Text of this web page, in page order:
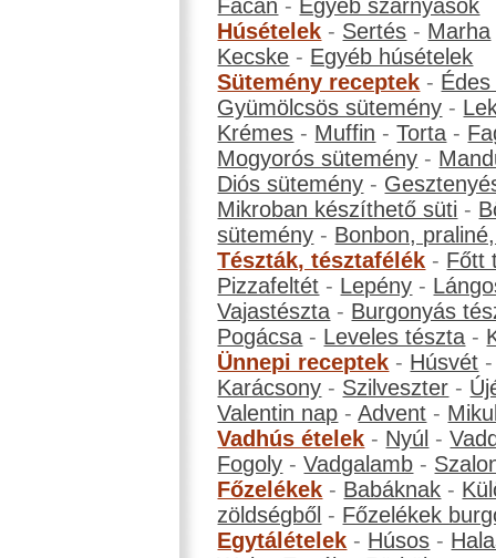
Fácán - Egyéb szárnyasok
Húsételek - Sertés - Marha
Kecske - Egyéb húsételek
Sütemény receptek -
Gyümölcsös sütemény -
Krémes - Muffin -Torta -
Mogyorós sütemény -
Diós sütemény -
Mikroban készíthető süti -
sütemény - Bonbon,
Tészták, tésztafélék - Főtt
Pizzafeltét - Lepény -
Vajastészta - Burgonyás
Pogácsa - Leveles tészta -
Ünnepi receptek - Húsvét
Karácsony - Szilveszter -
Valentin nap -Advent -
Vadhús ételek - Nyúl -
Fogoly -Vadgalamb -
Főzelékek - Babáknak -
zöldségből - Főzelékek
Egytálételek - Húsos -